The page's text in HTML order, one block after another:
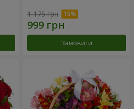
1 175 грн
Замовити